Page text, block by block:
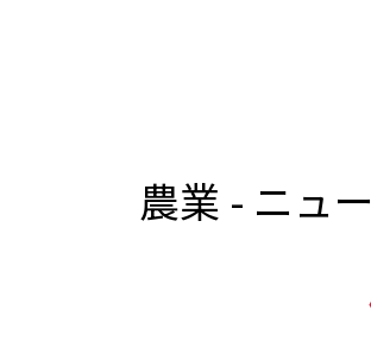
農業 - ニュ